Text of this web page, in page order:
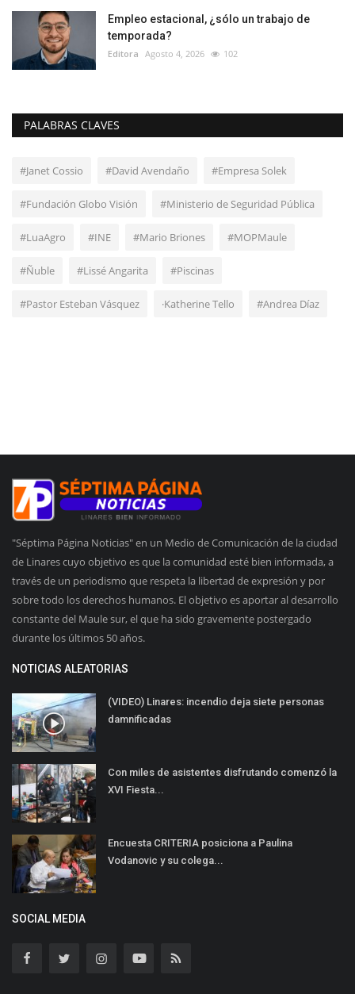
Empleo estacional, ¿sólo un trabajo de
temporada?
Editora Agosto 4, 2026 102
PALABRAS CLAVES
#Janet Cossio #David Avendaño #Empresa Solek
#Fundación Globo Visión #Ministerio de Seguridad Pública
#LuaAgro #INE #Mario Briones #MOPMaule
#Ñuble #Lissé Angarita #Piscinas
#Pastor Esteban Vásquez ·Katherine Tello #Andrea Díaz
"Séptima Página Noticias" en un Medio de Comunicación de la ciudad
de Linares cuyo objetivo es que la comunidad esté bien informada, a
través de un periodismo que respeta la libertad de expresión y por
sobre todo los derechos humanos. El objetivo es aportar al desarrollo
constante del Maule sur, el que ha sido gravemente postergado
durante los últimos 50 años.
NOTICIAS ALEATORIAS
(VIDEO) Linares: incendio deja siete personas
damnificadas
Con miles de asistentes disfrutando comenzó la
XVI Fiesta...
Encuesta CRITERIA posiciona a Paulina
Vodanovic y su colega...
SOCIAL MEDIA